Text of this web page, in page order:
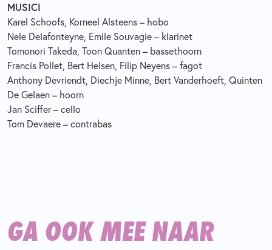
MUSICI
Karel Schoofs, Korneel Alsteens – hobo
Nele Delafonteyne, Emile Souvagie – klarinet
Tomonori Takeda, Toon Quanten – bassethoorn
Francis Pollet, Bert Helsen, Filip Neyens – fagot
Anthony Devriendt, Diechje Minne, Bert Vanderhoeft, Quinten
De Gelaen – hoorn
Jan Sciffer – cello
Tom Devaere – contrabas
GA OOK MEE NAAR